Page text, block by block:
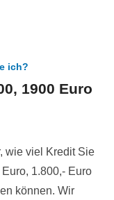
ich?
1900 Euro
wie viel Kredit Sie
1.800,- Euro
können. Wir